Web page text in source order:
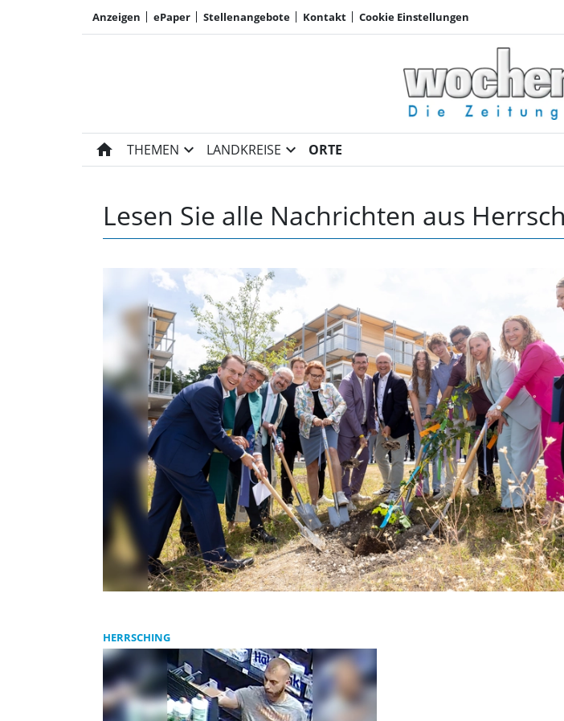
Anzeigen ePaper Stellenangebote Kontakt Cookie Einstellungen
home THEMEN expand_more LANDKREISE expand_more ORTE
Lesen Sie alle Nachrichten aus
HERRSCHING